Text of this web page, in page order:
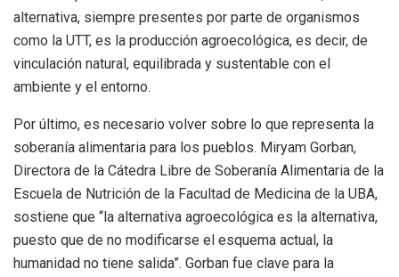
alternativa, siempre presentes por parte de organismos
como la UTT, es la producción agroecológica, es decir, de
vinculación natural, equilibrada y sustentable con el
ambiente y el entorno.
Por último, es necesario volver sobre lo que representa la
soberanía alimentaria para los pueblos. Miryam Gorban,
Directora de la Cátedra Libre de Soberanía Alimentaria de la
Escuela de Nutrición de la Facultad de Medicina de la UBA,
sostiene que “la alternativa agroecológica es la alternativa,
puesto que de no modificarse el esquema actual, la
humanidad no tiene salida”. Gorban fue clave para la